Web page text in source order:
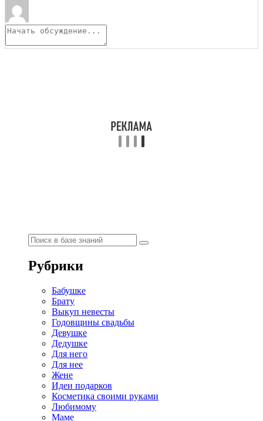
Рубрики
Бабушке
Брату
Выкуп невесты
Годовщины свадьбы
Девушке
Дедушке
Для него
Для нее
Жене
Идеи подарков
Косметика своими руками
Любимому
Маме